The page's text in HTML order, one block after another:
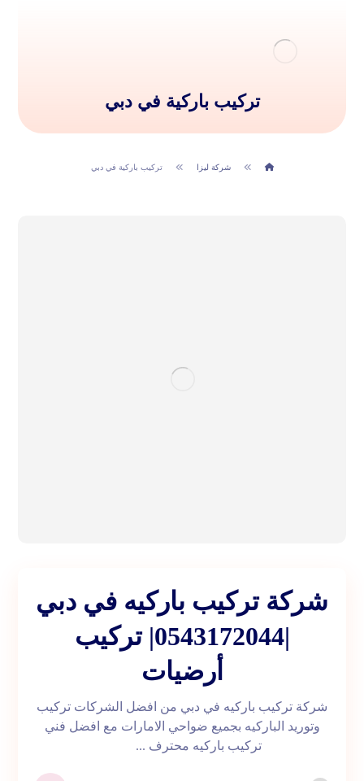
تركيب باركية في دبي
شركة ليزا تركيب باركية في دبي
شركة تركيب باركيه في دبي
|0543172044| تركيب
أرضيات
شركة تركيب باركيه في دبي من افضل الشركات تركيب
وتوريد الباركيه بجميع ضواحي الامارات مع افضل فني
تركيب باركيه محترف ...